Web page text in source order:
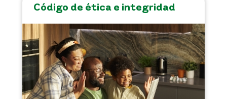
Código de ética e integridad